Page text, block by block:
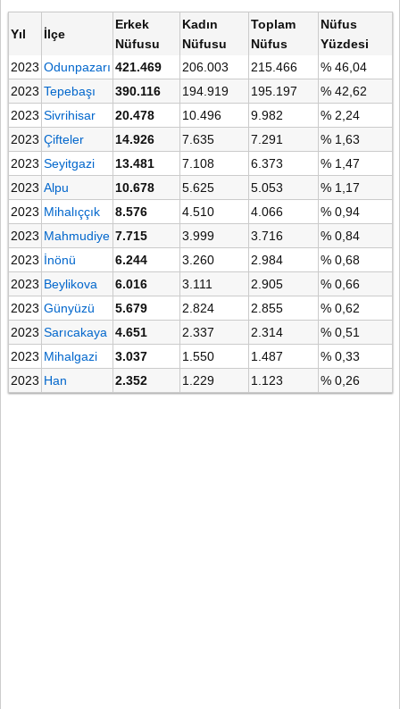
Yıl İlçe
Erkek
Nüfusu
Kadın
Nüfusu
Toplam
Nüfus
Nüfus
Yüzdesi
2023 Odunpazarı 421.469 206.003 215.466
% 46,04
2023 Tepebaşı 390.116 194.919 195.197
% 42,62
2023 Sivrihisar 20.478 10.496 9.982
% 2,24
2023 Çifteler 14.926 7.635 7.291
% 1,63
2023 Seyitgazi 13.481 7.108 6.373
% 1,47
2023 Alpu 10.678 5.625 5.053
% 1,17
2023 Mihalıççık 8.576 4.510 4.066
% 0,94
2023 Mahmudiye 7.715 3.999 3.716
% 0,84
2023 İnönü 6.244 3.260 2.984
% 0,68
2023 Beylikova 6.016 3.111 2.905
% 0,66
2023 Günyüzü 5.679 2.824 2.855
% 0,62
2023 Sarıcakaya 4.651 2.337 2.314
% 0,51
2023 Mihalgazi 3.037 1.550 1.487
% 0,33
2023 Han 2.352 1.229 1.123 % 0,26